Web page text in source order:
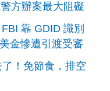
方辦案最大阻礙
靠 GDID 識別
金慘遭引渡受審
！免節食，排空